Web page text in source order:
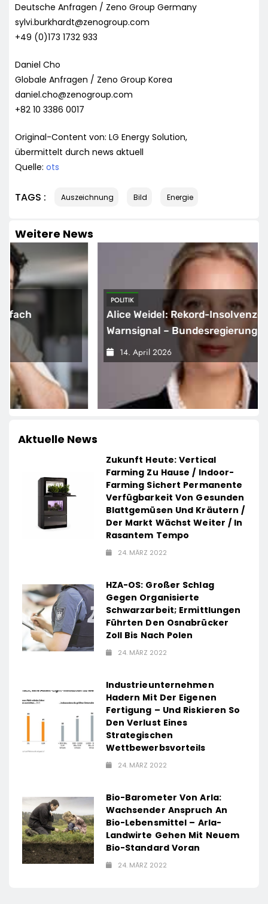
Deutsche Anfragen / Zeno Group Germany
sylvi.burkhardt@zenogroup.com
+49 (0)173 1732 933
Daniel Cho
Globale Anfragen / Zeno Group Korea
daniel.cho@zenogroup.com
+82 10 3386 0017
Original-Content von: LG Energy Solution,
übermittelt durch news aktuell
Quelle: ots
TAGS : Auszeichnung Bild Energie
Weitere News
POLITIK
Alice Weidel: Rekord-Insolvenzen sind
Warnsignal – Bundesregierung verschärft
die Wirtschaftskrise
14. April 2026
Aktuelle News
Zukunft Heute: Vertical
Farming Zu Hause / Indoor-
Farming Sichert Permanente
Verfügbarkeit Von Gesunden
Blattgemüsen Und Kräutern /
Der Markt Wächst Weiter / In
Rasantem Tempo
24. MÄRZ 2022
HZA-OS: Großer Schlag
Gegen Organisierte
Schwarzarbeit; Ermittlungen
Führten Den Osnabrücker
Zoll Bis Nach Polen
24. MÄRZ 2022
Industrieunternehmen
Hadern Mit Der Eigenen
Fertigung – Und Riskieren So
Den Verlust Eines
Strategischen
Wettbewerbsvorteils
24. MÄRZ 2022
Bio-Barometer Von Arla:
Wachsender Anspruch An
Bio-Lebensmittel – Arla-
Landwirte Gehen Mit Neuem
Bio-Standard Voran
24. MÄRZ 2022